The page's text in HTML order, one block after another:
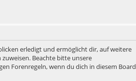
erledigt und ermöglicht dir, auf weitere
Beachte bitte unsere
Forenregeln, wenn du dich in diesem Board